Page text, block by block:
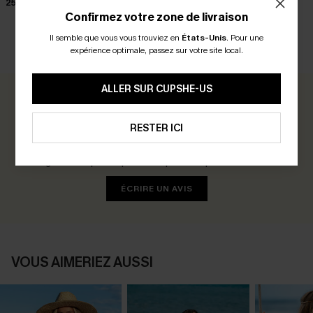
AVIS CLIENTS
0.0
Soyez le Premier à Donner Votre Avis
Gagnez 30+ points pour chaque avis que vous laissez !
ÉCRIRE UN AVIS
VOUS AIMERIEZ AUSSI
Confirmez votre zone de livraison
Il semble que vous vous trouviez en États-Unis. Pour une
expérience optimale, passez sur votre site local.
ALLER SUR CUPSHE-US
RESTER ICI